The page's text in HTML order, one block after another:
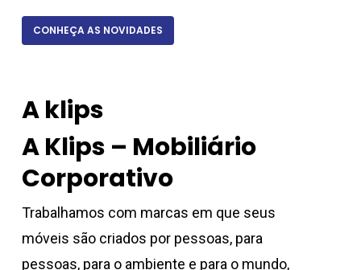
CONHEÇA AS NOVIDADES
A klips
A Klips – Mobiliário
Corporativo
Trabalhamos com marcas em que seus
móveis são criados por pessoas, para
pessoas, para o ambiente e para o mundo,